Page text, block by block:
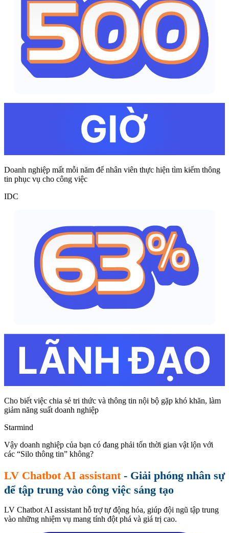
Doanh nghiệp mất mỗi năm để nhân viên thực hiện tìm kiếm thông
tin phục vụ cho công việc
IDC
Cho biết việc chia sẻ tri thức và thông tin nội bộ gặp khó khăn, làm
giảm năng suất doanh nghiệp
Starmind
Vậy doanh nghiệp của bạn có đang phải tốn thời gian vật lộn với
các “Silo thông tin” không?
LV Chatbot AI assistant - Giải phóng nhân sự
để tập trung vào công việc sáng tạo
LV Chatbot AI assistant hỗ trợ tự động hóa, giúp đội ngũ tập trung
vào những nhiệm vụ mang tính đột phá và giá trị cao.